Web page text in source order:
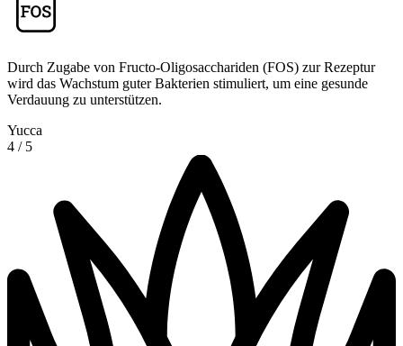
Durch Zugabe von Fructo-Oligosacchariden (FOS) zur Rezeptur
wird das Wachstum guter Bakterien stimuliert, um eine gesunde
Verdauung zu unterstützen.
Yucca
4 / 5